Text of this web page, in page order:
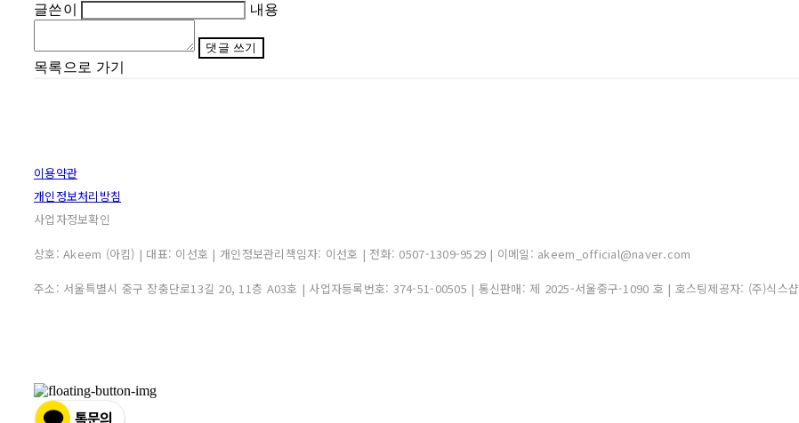
글쓴이
내용
댓글 쓰기
목록으로 가기
이용약관
개인정보처리방침
사업자정보확인
상호: Akeem (아킴) | 대표: 이선호 | 개인정보관리책임자: 이선호 | 전화: 0507-1309-9529 | 이메일: akeem_official@naver.com
주소: 서울특별시 중구 장충단로13길 20, 11층 A03호 | 사업자등록번호: 374-51-00505 | 통신판매: 제 2025-서울중구-1090 호 | 호스팅제공자: (주)식스샵